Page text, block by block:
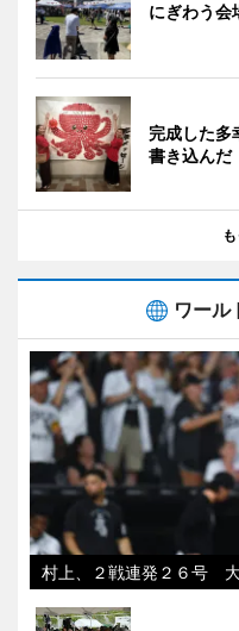
にぎわう会
完成した
書き込んだ
ワール
村上、２戦連発２６号